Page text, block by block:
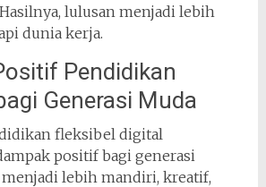
lulusan menjadi lebih
dunia kerja.
Pendidikan
Generasi Muda
fleksibel digital
positif bagi generasi
lebih mandiri, kreatif,